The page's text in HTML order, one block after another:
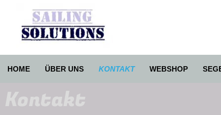
HOME ÜBER UNS KONTAKT WEBSHOP
Kontakt